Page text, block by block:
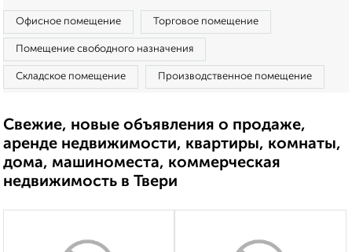
Офисное помещение Торговое помещение
Помещение свободного назначения
Складское помещение Производственное помещение
Свежие, новые объявления о продаже,
аренде недвижимости, квартиры, комнаты,
дома, машиноместа, коммерческая
недвижимость в Твери